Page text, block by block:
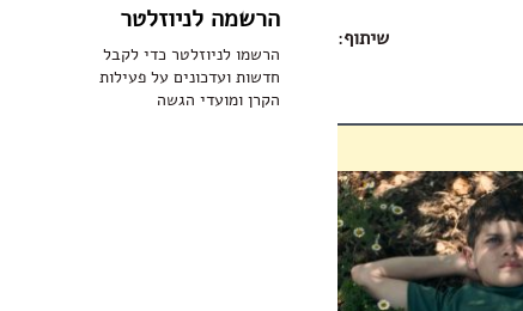
הרשמה לניוזלטר
הרשמו לניוזלטר כדי לקבל
חדשות ועדכונים על פעילות
הקרן ומועדי הגשה
שיתוף: